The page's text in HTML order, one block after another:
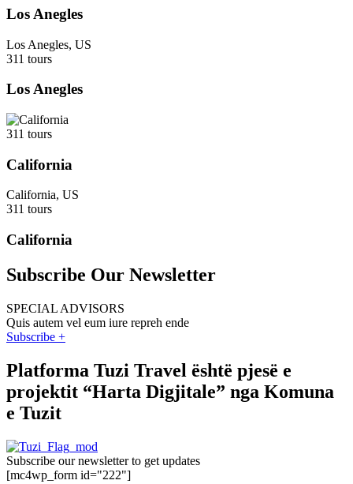
Los Anegles
Los Anegles, US
311 tours
Los Anegles
311 tours
California
California, US
311 tours
California
Subscribe Our Newsletter
SPECIAL ADVISORS
Quis autem vel eum iure repreh ende
Subscribe +
Platforma Tuzi Travel është pjesë e
projektit “Harta Digjitale” nga Komuna
e Tuzit
Subscribe our newsletter to get updates
[mc4wp_form id="222"]